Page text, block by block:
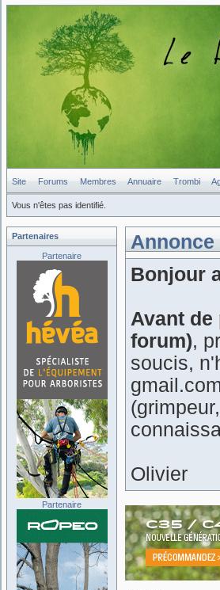
Site Forums Membres Annuaire Trombi
Vous n'êtes pas identifié.
Annonce
Bonjour
Avant
forum),
soucis,
Olivier
Partenaires
Partenaire
Partenaire